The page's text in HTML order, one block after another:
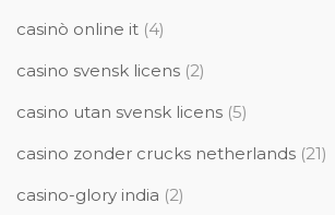
casinò online it (4)
casino svensk licens (2)
casino utan svensk licens (5)
casino zonder crucks netherlands (21)
casino-glory india (2)